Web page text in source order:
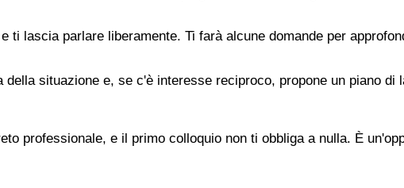
ti lascia parlare liberamente. Ti farà alcune domande per
situazione e, se c'è interesse reciproco, propone un piano
professionale, e il primo colloquio non ti obbliga a nulla. È